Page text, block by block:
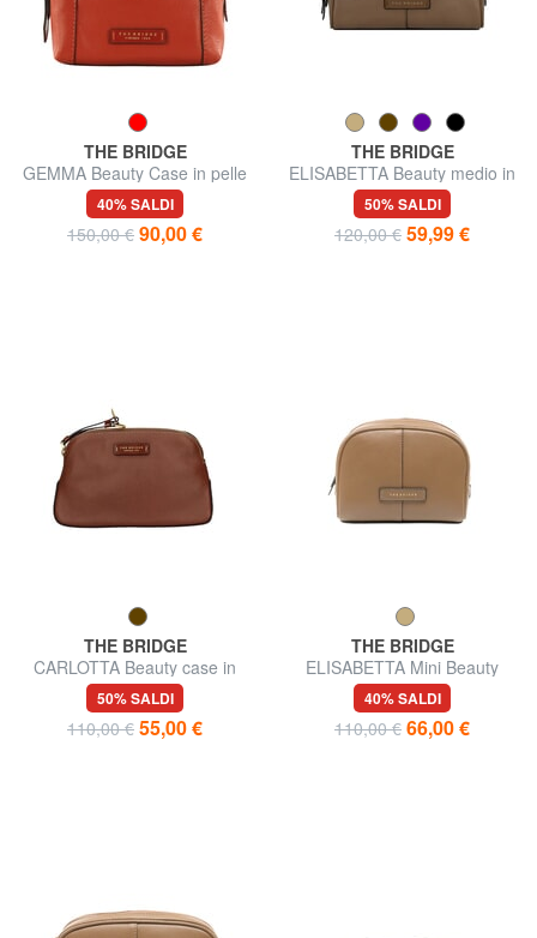
THE BRIDGE
GEMMA Beauty Case in pelle
40% SALDI
150,00 € 90,00 €
THE BRIDGE
ELISABETTA Beauty medio in
pelle
50% SALDI
120,00 € 59,99 €
THE BRIDGE
CARLOTTA Beauty case in
pelle
50% SALDI
110,00 € 55,00 €
THE BRIDGE
ELISABETTA Mini Beauty
40% SALDI
110,00 € 66,00 €